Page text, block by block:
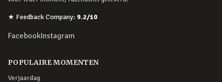
★ Feedback Company: 9.2/10
FacebookInstagram
POPULAIRE MOMENTEN
Verjaardag